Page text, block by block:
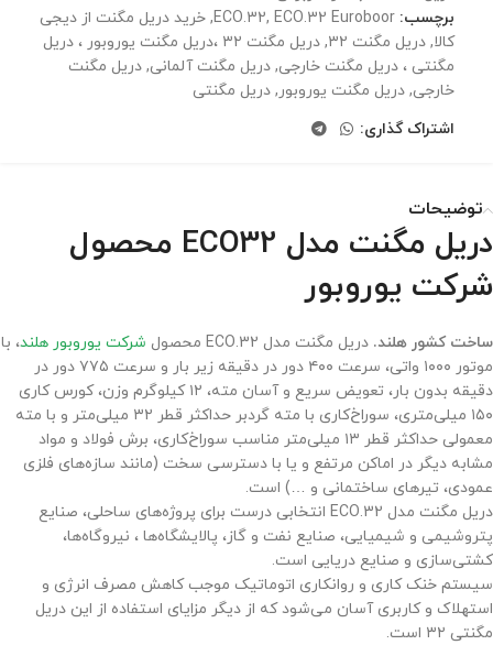
برچسب:
ECO.32, ECO.32 Euroboor
, خرید دریل مگنت از دیجی
کالا, دریل مگنت ۳۲ ,
دریل مگنت ۳۲ ،‌دریل مگنت یوروبور ، دریل
مگنتی ، دریل مگنت خارجی, دریل مگنت آلمانی, دریل مگنت
خارجی, دریل مگنت یوروبور , دریل مگنتی
اشتراک گذاری:
توضیحات
دریل مگنت مدل ECO32 محصول
شرکت یوروبور
ساخت کشور هلند. دریل مگنت مدل ECO.32 محصول شرکت یوروبور هلند، با
موتور ۱۰۰۰ واتی، سرعت ۴۰۰ دور در دقیقه زیر بار و سرعت ۷۷۵ دور در
دقیقه بدون بار، تعویض سریع و آسان مته، ۱۲ کیلوگرم وزن، کورس کاری
۱۵۰ میلی‌متری، سوراخ‌کاری با مته گردبر حداکثر قطر ۳۲ میلی‌متر و با مته
معمولی حداکثر قطر ۱۳ میلی‌متر مناسب سوراخ‌کاری، برش فولاد و مواد
مشابه دیگر در اماکن مرتفع و یا با دسترسی سخت (مانند سازه‌های فلزی
عمودی، تیرهای ساختمانی و …) است.
دریل مگنت مدل ECO.32 انتخابی درست برای پروژه‌های ساحلی، صنایع
پتروشیمی و شیمیایی، صنایع نفت و گاز، پالایشگاه‌ها ، نیروگاه‌ها،
کشتی‌سازی و صنایع دریایی است.
سیستم خنک کاری و روانکاری اتوماتیک موجب کاهش مصرف انرژی و
استهلاک و کاربری آسان می‌شود که از دیگر مزایای استفاده از این دریل
مگنتی ۳۲ است.